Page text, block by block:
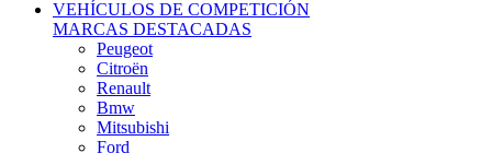
VEHÍCULOS DE COMPETICIÓN
MARCAS DESTACADAS
Peugeot
Citroën
Renault
Bmw
Mitsubishi
Ford